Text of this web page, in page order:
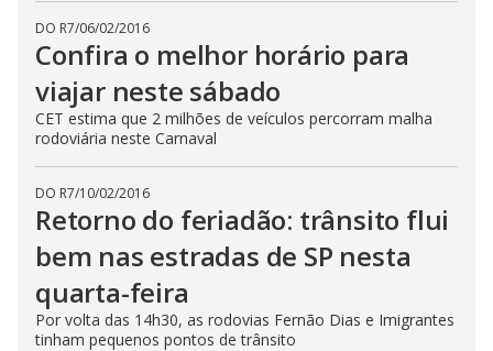
DO R7/06/02/2016
Confira o melhor horário para
viajar neste sábado
CET estima que 2 milhões de veículos percorram malha
rodoviária neste Carnaval
DO R7/10/02/2016
Retorno do feriadão: trânsito flui
bem nas estradas de SP nesta
quarta-feira
Por volta das 14h30, as rodovias Fernão Dias e Imigrantes
tinham pequenos pontos de trânsito